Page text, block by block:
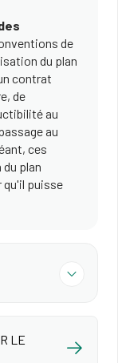
de
du plan
contrat
de
au
au
ces
plan
qu'il puisse
LE